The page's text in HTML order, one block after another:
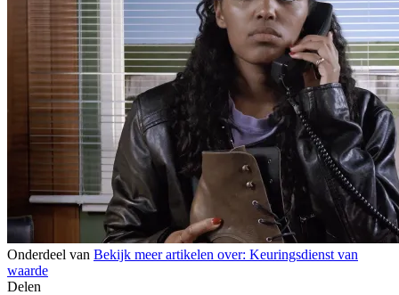
Onderdeel van Bekijk meer artikelen over: Keuringsdienst van
waarde
Delen